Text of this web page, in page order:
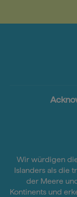
Wir würdigen
Islanders als die
der Meere
Kontinents und